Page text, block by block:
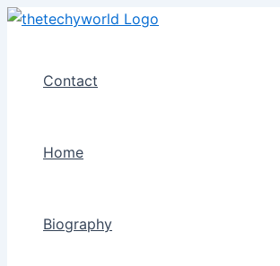
Skip
Contact
Home
Biography